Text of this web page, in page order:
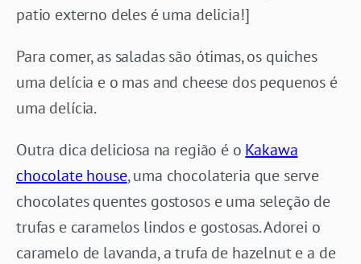
patio externo deles é uma delicia!]
Para comer, as saladas são ótimas, os quiches
uma delícia e o mas and cheese dos pequenos é
uma delícia.
Outra dica deliciosa na região é o Kakawa
chocolate house, uma chocolateria que serve
chocolates quentes gostosos e uma seleção de
trufas e caramelos lindos e gostosas. Adorei o
caramelo de lavanda, a trufa de hazelnut e a de